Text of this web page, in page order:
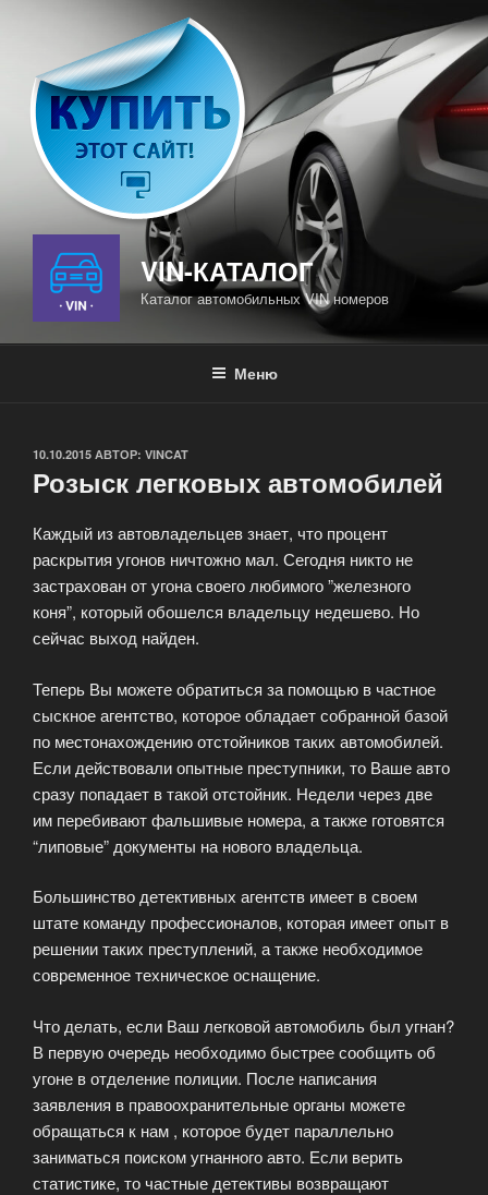
содержимому
VIN-КАТАЛОГ
Каталог автомобильных VIN номеров
Меню
ОПУБЛИКОВАНО
10.10.2015 АВТОР: VINCAT
Розыск легковых автомобилей
Каждый из автовладельцев знает, что процент
раскрытия угонов ничтожно мал. Сегодня никто не
застрахован от угона своего любимого ”железного
коня”, который обошелся владельцу недешево. Но
сейчас выход найден.
Теперь Вы можете обратиться за помощью в частное
сыскное агентство, которое обладает собранной базой
по местонахождению отстойников таких автомобилей.
Если действовали опытные преступники, то Ваше авто
сразу попадает в такой отстойник. Недели через две
им перебивают фальшивые номера, а также готовятся
“липовые” документы на нового владельца.
Большинство детективных агентств имеет в своем
штате команду профессионалов, которая имеет опыт в
решении таких преступлений, а также необходимое
современное техническое оснащение.
Что делать, если Ваш легковой автомобиль был угнан?
В первую очередь необходимо быстрее сообщить об
угоне в отделение полиции. После написания
заявления в правоохранительные органы можете
обращаться к нам , которое будет параллельно
заниматься поиском угнанного авто. Если верить
статистике, то частные детективы возвращают